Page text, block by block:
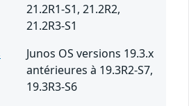
21.2R1-S1, 21.2R2,
21.2R3-S1
Junos OS versions 19.3.x
antérieures à 19.3R2-S7,
19.3R3-S6